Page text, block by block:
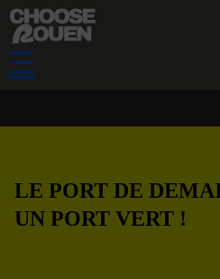
☰
LE PORT DE
UN PORT VERT !